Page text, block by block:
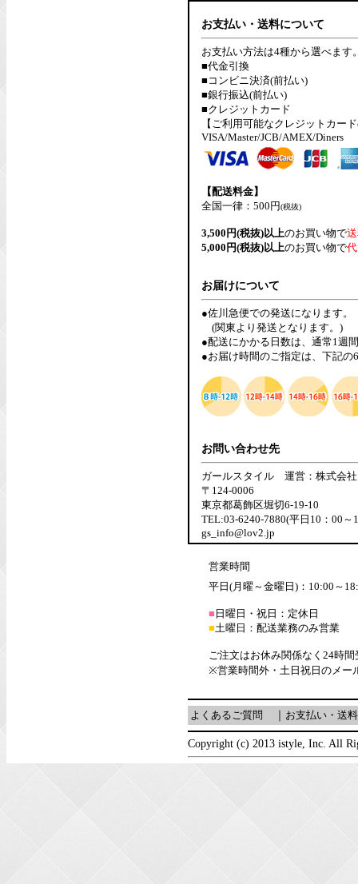
お支払い・送料について
お支払い方法は4種から選べます
■代金引換
■コンビニ決済(前払い)
■銀行振込(前払い)
■クレジットカード
【ご利用可能なクレジットカー
VISA/Master/JCB/AMEX/Diners
【配送料金】
全国一律：500円(税抜)
3,500円(税抜)以上のお買い物で
5,000円(税抜)以上のお買い物で
お届けについて
●佐川急便での発送になります。
(関東より発送となります。)
●配送にかかる日数は、通常1週
●お届け時間のご指定は、下記
お問い合わせ先
ガールスタイル 運営：株式会
〒124-0006
東京都葛飾区堀切6-19-10
TEL:03-6240-7880(平日10：00～
gs_info@lov2.jp
営業時間
平日(月曜～金曜日)：10:00～
■ 日曜日・祝日：定休日
■土曜日：配送業務のみ営業
ご注文はお休み関係なく24時
※営業時間外・土日祝日のメー
よくあるご質問 ｜ お支払い・送料
Copyright (c) 2013 istyle, Inc. All